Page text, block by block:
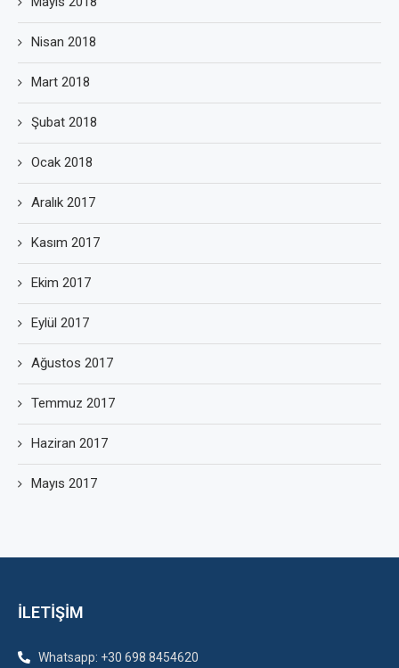
Nisan 2018
Mart 2018
Şubat 2018
Ocak 2018
Aralık 2017
Kasım 2017
Ekim 2017
Eylül 2017
Ağustos 2017
Temmuz 2017
Haziran 2017
Mayıs 2017
İLETİŞİM
Whatsapp: +30 698 8454620